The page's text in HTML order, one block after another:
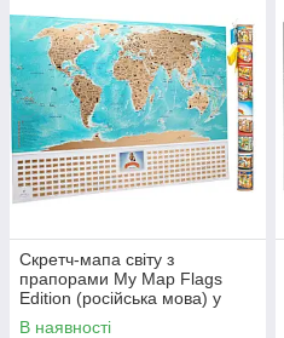
Скретч-мапа світу з
прапорами My Map Flags
Edition (російська мова) у
тубусі
В наявності